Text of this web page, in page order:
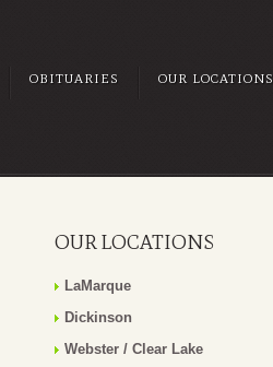
OBITUARIES OUR LOCATIONS
OUR LOCATIONS
LaMarque
Dickinson
Webster / Clear Lake